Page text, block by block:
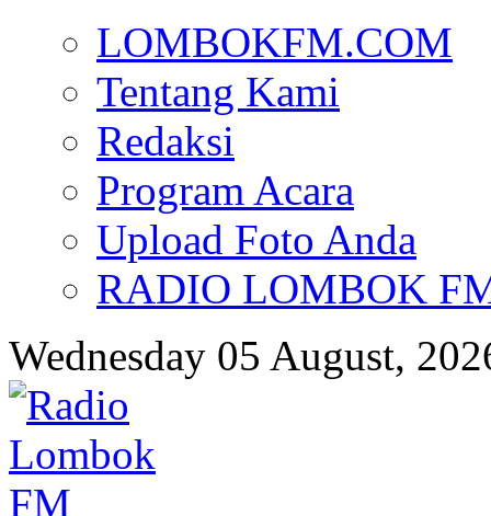
LOMBOKFM.COM
Tentang Kami
Redaksi
Program Acara
Upload Foto Anda
RADIO LOMBOK
Wednesday 05 August,